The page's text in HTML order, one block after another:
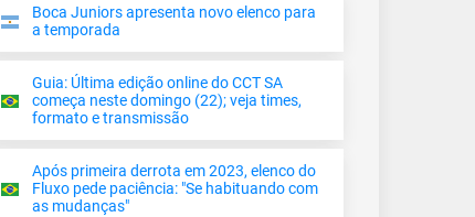
Boca Juniors apresenta novo elenco para
a temporada
Guia: Última edição online do CCT SA
começa neste domingo (22); veja times,
formato e transmissão
Após primeira derrota em 2023, elenco do
Fluxo pede paciência: "Se habituando com
as mudanças"